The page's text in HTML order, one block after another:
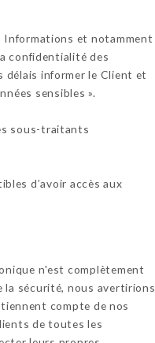
Informations et notamment
confidentialité des
délais informer le Client et
sensibles ».
sous-traitants
d’avoir accès aux
n'est complètement
la sécurité, nous avertirions
compte de nos
de toutes les